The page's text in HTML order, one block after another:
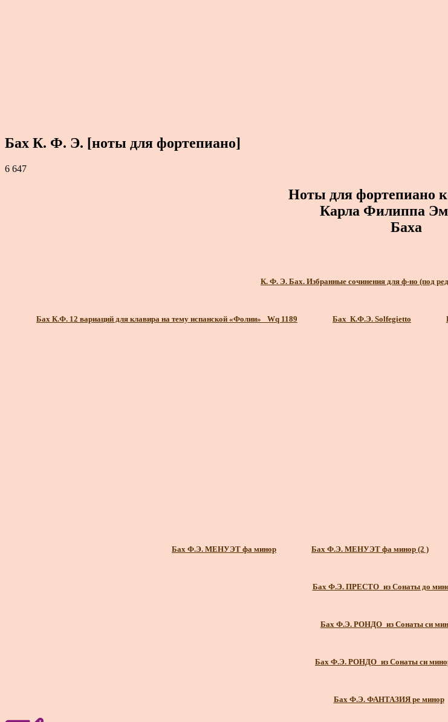
Бах К. Ф. Э. [ноты для фортепиано]
6 647
Ноты для фортепиано
Карла Филиппа
Баха
К. Ф. Э. Бах. Избранные сочинения для ф-но (под
Бах К.Ф. 12 вариаций для клавира на тему испанской «Фолии»_ Wq 1189 Бах К.Ф.Э. Solfegietto
Бах Ф.Э. МЕНУЭТ фа минор Бах Ф.Э. МЕНУЭТ фа минор (2 )
Бах Ф.Э. ПРЕСТО_из Сонаты до
Бах Ф.Э. РОНДО_из Сонаты си
Бах Ф.Э. РОНДО_из Сонаты си
Бах Ф.Э. ФАНТАЗИЯ ре минор